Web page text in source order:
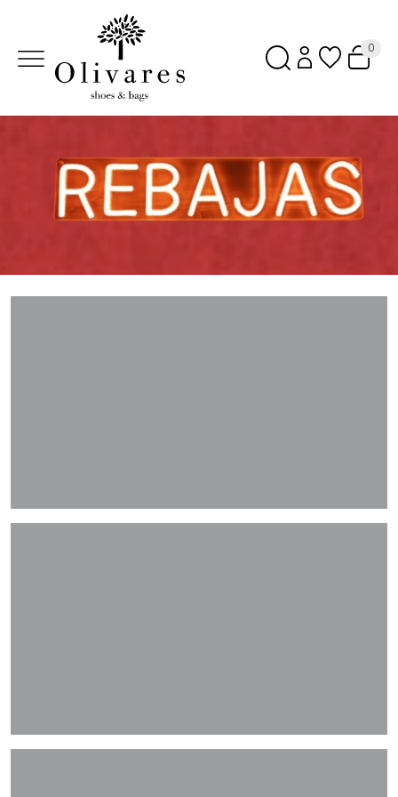
0
Cargando…